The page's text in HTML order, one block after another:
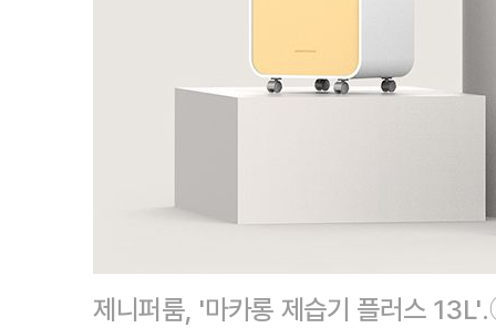
제니퍼룸, '마카롱 제습기 플러스